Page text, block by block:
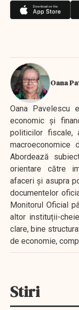
Oana
Oana Pavelescu
economic și
politicilor fiscale,
macroeconomice
Abordează
orientare către
afaceri și asupra
documentelor
Monitorul Oficial
altor instituții-
clare, bine
de economie,
Stiri